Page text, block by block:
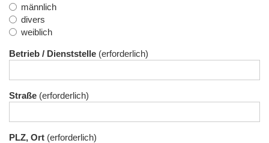
männlich
divers
weiblich
Betrieb / Dienststelle
Straße
PLZ, Ort